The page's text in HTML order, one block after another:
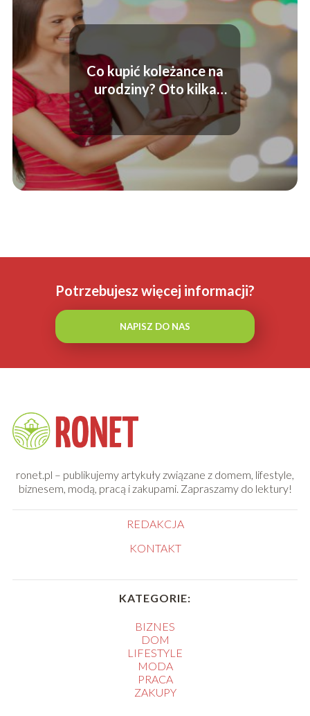
Co kupić koleżance na
urodziny? Oto kilka
pomysłów!
Potrzebujesz więcej informacji?
NAPISZ DO NAS
ronet.pl – publikujemy artykuły związane z domem, lifestyle,
biznesem, modą, pracą i zakupami. Zapraszamy do lektury!
REDAKCJA
KONTAKT
KATEGORIE:
BIZNES
DOM
LIFESTYLE
MODA
PRACA
ZAKUPY